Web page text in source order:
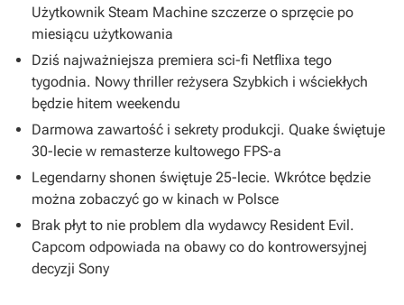
Użytkownik Steam Machine szczerze o sprzęcie po
miesiącu użytkowania
Dziś najważniejsza premiera sci-fi Netflixa tego
tygodnia. Nowy thriller reżysera Szybkich i wściekłych
będzie hitem weekendu
Darmowa zawartość i sekrety produkcji. Quake świętuje
30-lecie w remasterze kultowego FPS-a
Legendarny shonen świętuje 25-lecie. Wkrótce będzie
można zobaczyć go w kinach w Polsce
Brak płyt to nie problem dla wydawcy Resident Evil.
Capcom odpowiada na obawy co do kontrowersyjnej
decyzji Sony